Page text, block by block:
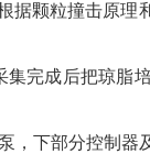
据颗粒撞击原
完成后把琼脂
下部分控制器